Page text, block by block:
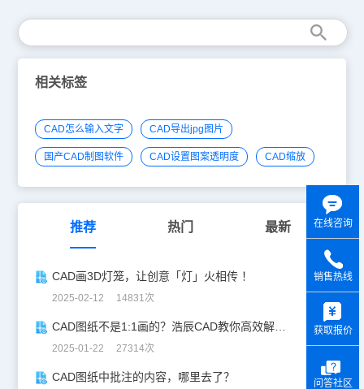
相关标签
CAD怎么输入文字 CAD导出jpg图片
国产CAD制图软件 CAD设置图案透明度 CAD缩放
推荐 热门 最新
CAD画3D灯笼，让创意「灯」火相传 ！
2025-02-12 14831次
CAD图纸不是1:1画的？浩辰CAD教你高效解决！
2025-01-22 27314次
CAD图纸中批注的内容，哪里去了？
在线咨询
销售热线
获取报价
问答社区